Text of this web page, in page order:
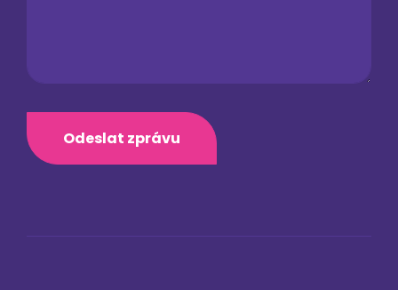
Odeslat zprávu